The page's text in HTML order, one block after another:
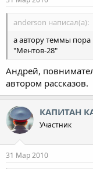
anderson написал(а):
а автору теммы
"Ментов-28"
Андрей,
автором рассказов.
КАПИТАН
Участник
31 Мар 2010